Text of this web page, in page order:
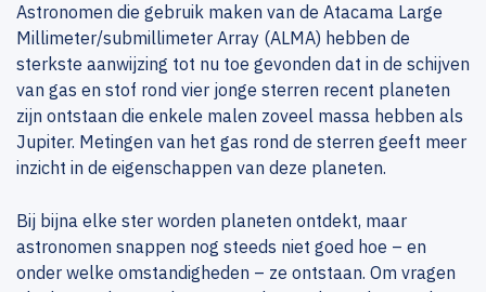
Astronomen die gebruik maken van de Atacama Large
Millimeter/submillimeter Array (ALMA) hebben de
sterkste aanwijzing tot nu toe gevonden dat in de schijven
van gas en stof rond vier jonge sterren recent planeten
zijn ontstaan die enkele malen zoveel massa hebben als
Jupiter. Metingen van het gas rond de sterren geeft meer
inzicht in de eigenschappen van deze planeten.
Bij bijna elke ster worden planeten ontdekt, maar
astronomen snappen nog steeds niet goed hoe – en
onder welke omstandigheden – ze ontstaan. Om vragen